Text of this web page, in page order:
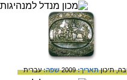
תיכוןתאריך:2009 שפה:עברית